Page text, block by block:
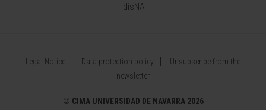
IdisNA
Legal Notice Data protection policy
Unsubscribe from the
newsletter
© CIMA UNIVERSIDAD DE NAVARRA 2026